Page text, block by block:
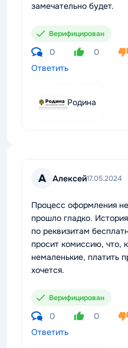
замечательно будет.
Верифицирован
0 0
Ответить
Родина
А Алексей17.05.2024
Процесс оформления
прошло гладко.
по реквизитам
просит комиссию, что,
немаленькие, платить
хочется.
Верифицирован
0 0
Ответить